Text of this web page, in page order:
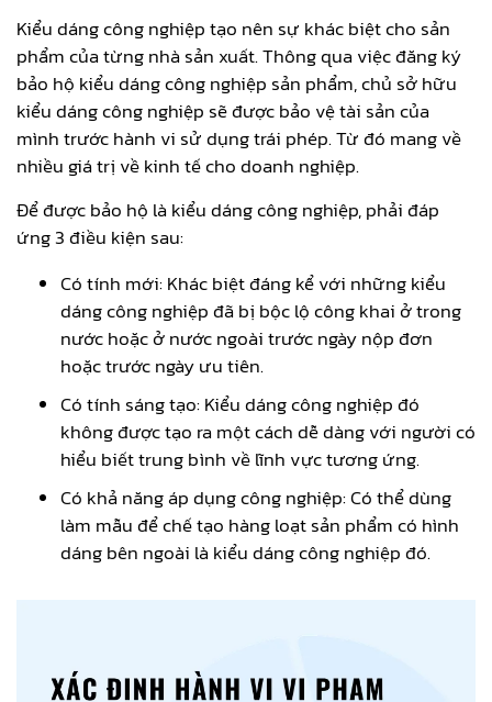
Kiểu dáng công nghiệp tạo nên sự khác biệt cho sản
phẩm của từng nhà sản xuất. Thông qua việc đăng ký
bảo hộ kiểu dáng công nghiệp sản phẩm, chủ sở hữu
kiểu dáng công nghiệp sẽ được bảo vệ tài sản của
mình trước hành vi sử dụng trái phép. Từ đó mang về
nhiều giá trị về kinh tế cho doanh nghiệp.
Để được bảo hộ là kiểu dáng công nghiệp, phải đáp
ứng 3 điều kiện sau:
Có tính mới: Khác biệt đáng kể với những kiểu
dáng công nghiệp đã bị bộc lộ công khai ở trong
nước hoặc ở nước ngoài trước ngày nộp đơn
hoặc trước ngày ưu tiên.
Có tính sáng tạo: Kiểu dáng công nghiệp đó
không được tạo ra một cách dễ dàng với người có
hiểu biết trung bình về lĩnh vực tương ứng.
Có khả năng áp dụng công nghiệp: Có thể dùng
làm mẫu để chế tạo hàng loạt sản phẩm có hình
dáng bên ngoài là kiểu dáng công nghiệp đó.